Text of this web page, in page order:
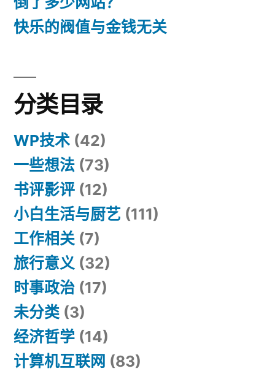
快乐的阀值与金钱无关
分类目录
WP技术 (42)
一些想法 (73)
书评影评 (12)
小白生活与厨艺 (111)
工作相关 (7)
旅行意义 (32)
时事政治 (17)
未分类 (3)
经济哲学 (14)
计算机互联网 (83)